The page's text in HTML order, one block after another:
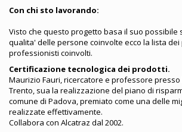
Con chi sto lavorando:
Visto che questo progetto basa il suo possibile
qualita' delle persone coinvolte ecco la lista dei
professionisti coinvolti.
Certificazione tecnologica dei prodotti.
Maurizio Fauri, ricercatore e professore
Trento, sua la realizzazione del piano di
comune di Padova, premiato come una delle
realizzate effettivamente.
Collabora con Alcatraz dal 2002.